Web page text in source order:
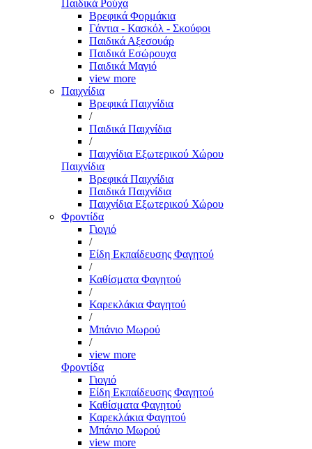
Παιδικά Ρούχα
Βρεφικά Φορμάκια
Γάντια - Κασκόλ - Σκούφοι
Παιδικά Αξεσουάρ
Παιδικά Εσώρουχα
Παιδικά Μαγιό
view more
Παιχνίδια
Βρεφικά Παιχνίδια
/
Παιδικά Παιχνίδια
/
Παιχνίδια Εξωτερικού Χώρου
Παιχνίδια
Βρεφικά Παιχνίδια
Παιδικά Παιχνίδια
Παιχνίδια Εξωτερικού Χώρου
Φροντίδα
Γιογιό
/
Είδη Εκπαίδευσης Φαγητού
/
Καθίσματα Φαγητού
/
Καρεκλάκια Φαγητού
/
Μπάνιο Μωρού
/
view more
Φροντίδα
Γιογιό
Είδη Εκπαίδευσης Φαγητού
Καθίσματα Φαγητού
Καρεκλάκια Φαγητού
Μπάνιο Μωρού
view more